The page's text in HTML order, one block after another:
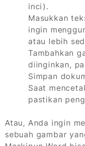
inci).
Masukkan
ingin
atau lebih
Tambahkan
diinginkan,
Simpan
Saat
pastikan
Atau, Anda ingin
sebuah gambar